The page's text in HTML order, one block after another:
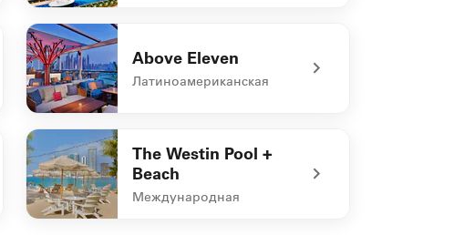
undefined Bal Harbour Beach
Above Eleven
Латиноамериканская
undefined Above Eleven
The Westin Pool +
Beach
Международная